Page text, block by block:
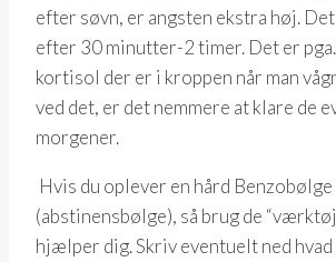
efter søvn, er angsten ekstra høj.
efter 30 minutter-2 timer. Det er
kortisol der er i kroppen når man
ved det, er det nemmere at klare de
morgener.
Hvis du oplever en hård Benzobølge
(abstinensbølge), så brug de
hjælper dig. Skriv eventuelt ned